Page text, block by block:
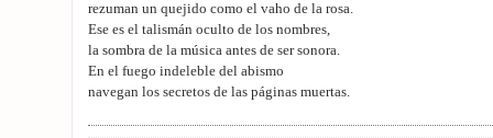
rezuman un quejido como el vaho de la rosa.
Ese es el talismán oculto de los nombres,
la sombra de la música antes de ser sonora.
En el fuego indeleble del abismo
navegan los secretos de las páginas muertas.